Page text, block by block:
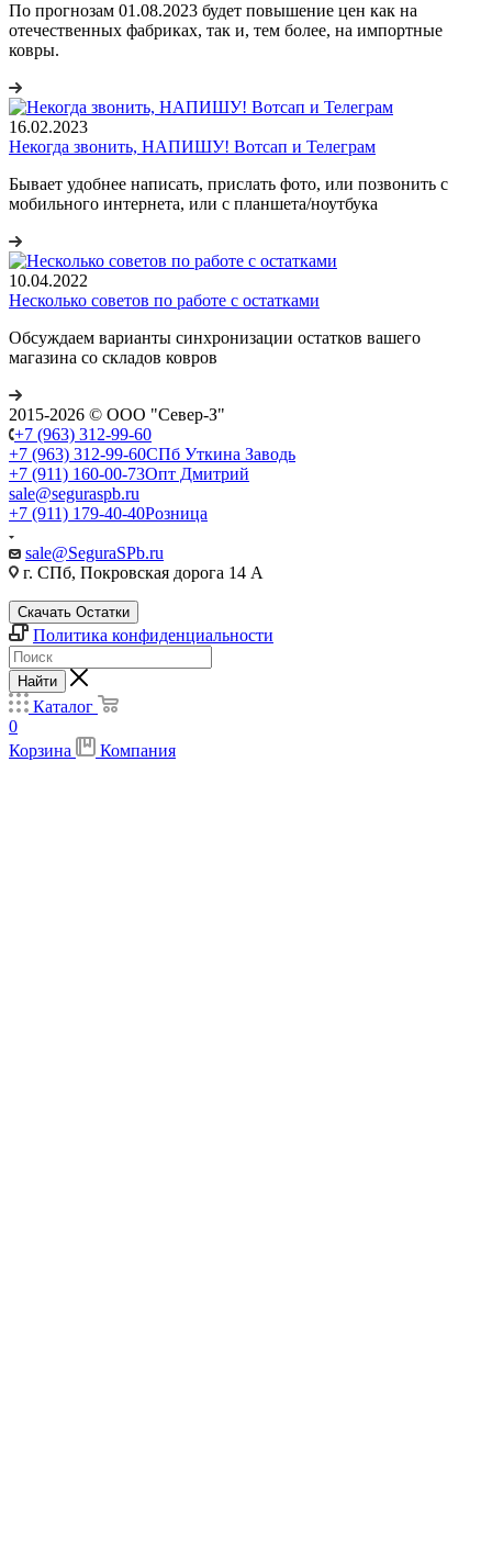
По прогнозам 01.08.2023 будет повышение цен как на
отечественных фабриках, так и, тем более, на импортные
ковры.
16.02.2023
Некогда звонить, НАПИШУ! Вотсап и Телеграм
Бывает удобнее написать, прислать фото, или позвонить с
мобильного интернета, или с планшета/ноутбука
10.04.2022
Несколько советов по работе с остатками
Обсуждаем варианты синхронизации остатков вашего
магазина со складов ковров
2015-2026 © ООО "Север-З"
+7 (963) 312-99-60
+7 (963) 312-99-60СПб Уткина Заводь
+7 (911) 160-00-73Опт Дмитрий
sale@seguraspb.ru
+7 (911) 179-40-40Розница
sale@SeguraSPb.ru
г. СПб, Покровская дорога 14 А
Скачать Остатки
Политика конфиденциальности
Найти
Каталог
0
Корзина
Компания